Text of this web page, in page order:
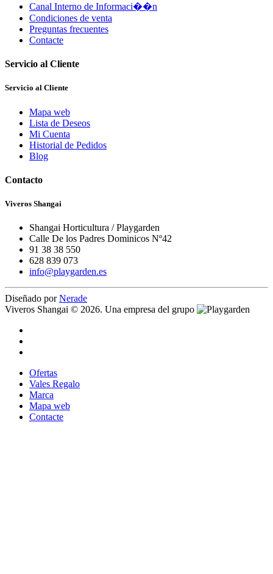
Canal Interno de Informaci��n
Condiciones de venta
Preguntas frecuentes
Contacte
Servicio al Cliente
Servicio al Cliente
Mapa web
Lista de Deseos
Mi Cuenta
Historial de Pedidos
Blog
Contacto
Viveros Shangai
Shangai Horticultura / Playgarden
Calle De los Padres Dominicos Nº42
91 38 38 550
628 839 073
info@playgarden.es
Diseñado porNerade
Viveros Shangai © 2026. Una empresa del grupo
Ofertas
Vales Regalo
Marca
Mapa web
Contacte